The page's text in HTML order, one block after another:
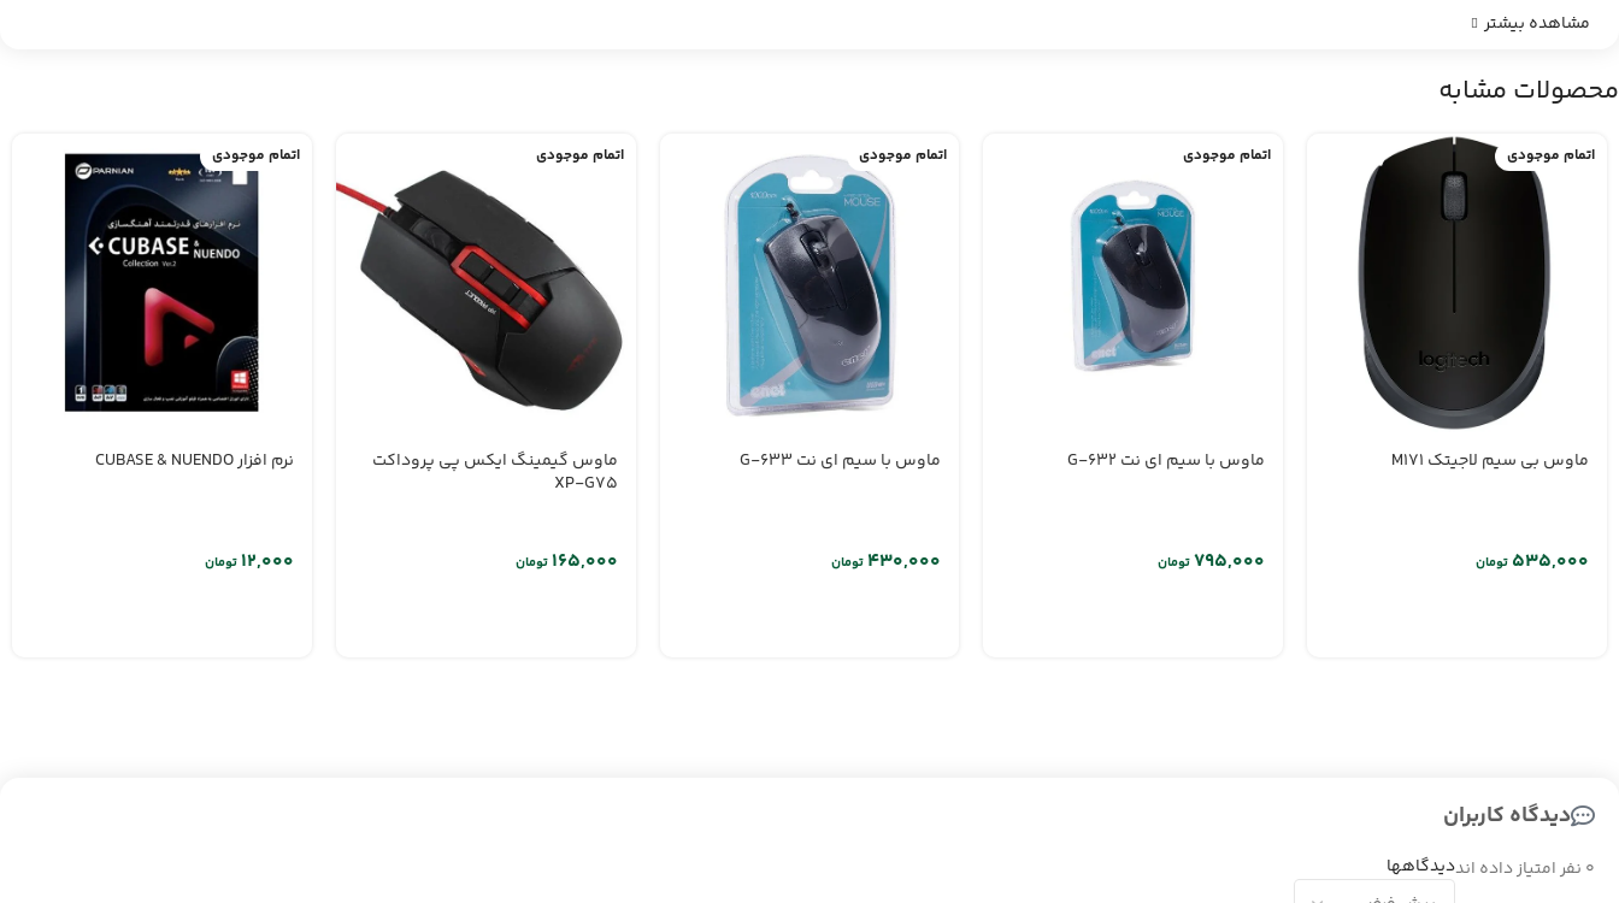
مشاهده بیشتر
محصولات مشابه
اتمام موجودی
ماوس بی سیم لاجیتک M171
تومان
اتمام موجودی
ماوس با سیم ای نت G-632
تومان
اتمام موجودی
ماوس با سیم ای نت G-633
تومان
اتمام موجودی
ماوس گیمینگ ایکس پی پروداکت
XP-G75
تومان
اتمام موجودی
نرم افزار CUBASE & NUENDO
تومان
دیدگاه کاربران
0 نفر امتیاز داده اند
دیدگاهها